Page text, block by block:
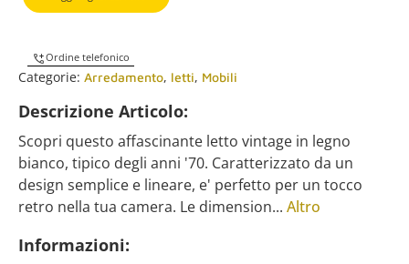
Ordine telefonico
Categorie: Arredamento, letti, Mobili
Descrizione Articolo:
Scopri questo affascinante letto vintage in legno
bianco, tipico degli anni '70. Caratterizzato da un
design semplice e lineare, e' perfetto per un tocco
retro nella tua camera. Le dimension... Altro
Informazioni: